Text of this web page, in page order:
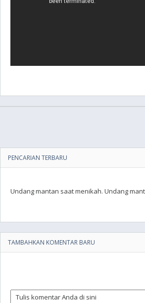
PENCARIAN TERBARU
Undang mantan saat menikah. Undang
TAMBAHKAN KOMENTAR BARU